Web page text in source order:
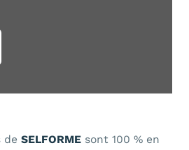
de SELFORMEsont 100 % en